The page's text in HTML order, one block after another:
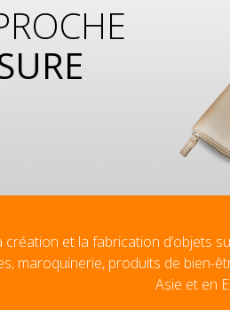
création et la fabrication
maroquinerie, produits de
Asie et en